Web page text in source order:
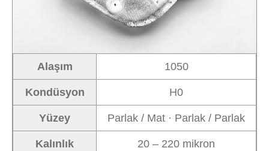
Alaşım 1050
Kondüsyon H0
Yüzey Parlak / Mat · Parlak / Parlak
Kalınlık 20 – 220 mikron